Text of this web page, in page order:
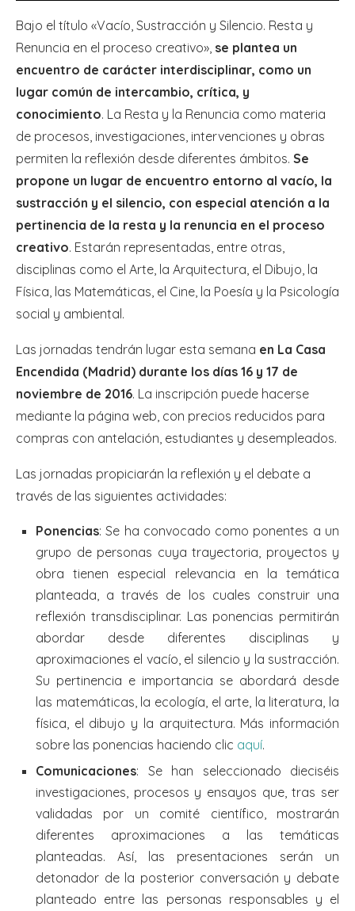
Bajo el título «Vacío, Sustracción y Silencio. Resta y
Renuncia en el proceso creativo», se plantea un
encuentro de carácter interdisciplinar, como un
lugar común de intercambio, crítica, y
conocimiento. La Resta y la Renuncia como materia
de procesos, investigaciones, intervenciones y obras
permiten la reflexión desde diferentes ámbitos. Se
propone un lugar de encuentro entorno al vacío, la
sustracción y el silencio, con especial atención a la
pertinencia de la resta y la renuncia en el proceso
creativo. Estarán representadas, entre otras,
disciplinas como el Arte, la Arquitectura, el Dibujo, la
Física, las Matemáticas, el Cine, la Poesía y la Psicología
social y ambiental.
Las jornadas tendrán lugar esta semana en La Casa
Encendida (Madrid) durante los días 16 y 17 de
noviembre de 2016. La inscripción puede hacerse
mediante la página web, con precios reducidos para
compras con antelación, estudiantes y desempleados.
Las jornadas propiciarán la reflexión y el debate a
través de las siguientes actividades:
Ponencias: Se ha convocado como ponentes a un
grupo de personas cuya trayectoria, proyectos y
obra tienen especial relevancia en la temática
planteada, a través de los cuales construir una
reflexión transdisciplinar. Las ponencias permitirán
abordar desde diferentes disciplinas y
aproximaciones el vacío, el silencio y la sustracción.
Su pertinencia e importancia se abordará desde
las matemáticas, la ecología, el arte, la literatura, la
física, el dibujo y la arquitectura. Más información
sobre las ponencias haciendo clic aquí.
Comunicaciones: Se han seleccionado dieciséis
investigaciones, procesos y ensayos que, tras ser
validadas por un comité científico, mostrarán
diferentes aproximaciones a las temáticas
planteadas. Así, las presentaciones serán un
detonador de la posterior conversación y debate
planteado entre las personas responsables y el